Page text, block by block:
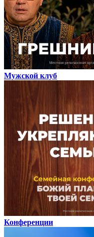
Мужской клуб
Конференции